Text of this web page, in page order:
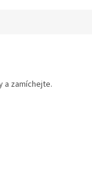
a zamíchejte.